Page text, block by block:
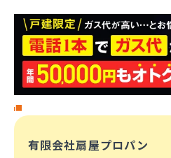
有限会社扇屋プロパン